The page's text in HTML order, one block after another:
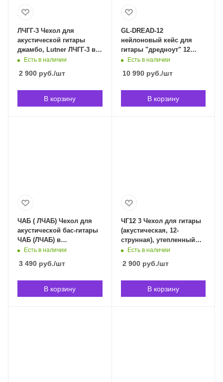
ЛЧГГ-3 Чехол для
акустической гитары
джамбо, Lutner ЛЧГГ-3 в
Владивостоке
Есть в наличии
2 900 руб./шт
В корзину
GL-DREAD-12
нейлоновый кейс для
гитары "дредноут" 12
струн, GATOR GL-DREAD-
Есть в наличии
10 990руб./шт
В корзину
ЧАБ ( ЛЧАБ) Чехол для
акустической бас-гитары
ЧАБ (ЛЧАБ) в
Владивостоке
Есть в наличии
3 490 руб./шт
В корзину
ЧГ12 3 Чехол для гитары
(акустическая, 12-
струнная), утепленный
ЧГ12-3 в Владивостоке
Есть в наличии
2 900руб./шт
В корзину